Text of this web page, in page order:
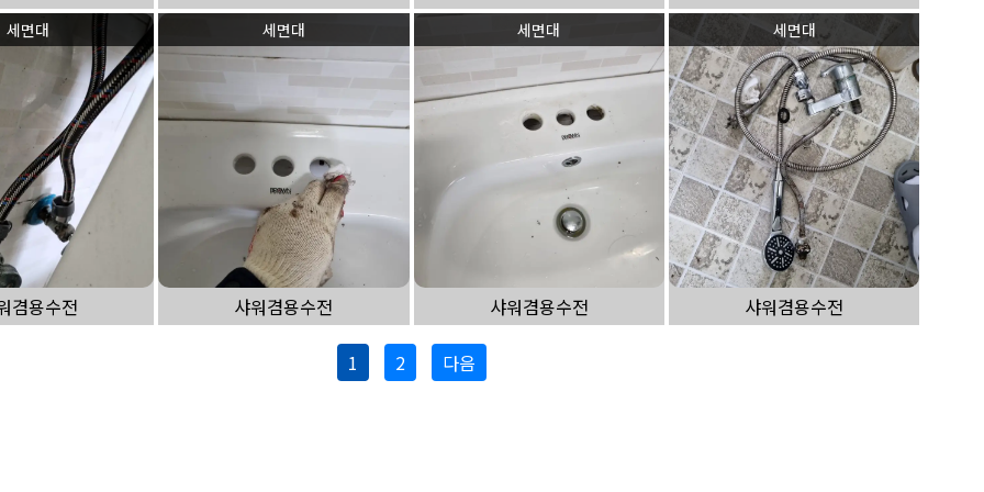
세면대
겸용수전
세면대
샤워겸용수전
세면대
샤워겸용수전
세면대
샤워겸용수전
1 2 다음